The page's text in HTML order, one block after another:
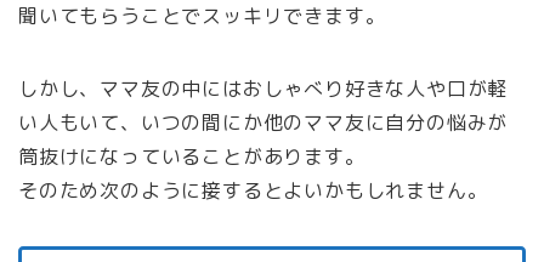
聞いてもらうことでスッキリできます。
しかし、ママ友の中にはおしゃべり好きな人や口が軽
い人もいて、いつの間にか他のママ友に自分の悩みが
筒抜けになっていることがあります。
そのため次のように接するとよいかもしれません。